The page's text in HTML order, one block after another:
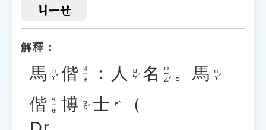
ㄐㄧㄝ
解釋：
馬 ㄇㄚˇ 偕 ㄐㄧㄝ ： 人 ㄖㄣˊ 名 ㄇㄧㄥˊ 。 馬 ㄇㄚˇ
偕 ㄐㄧㄝ 博 ㄅㄛˊ 士 ㄕˋ
（